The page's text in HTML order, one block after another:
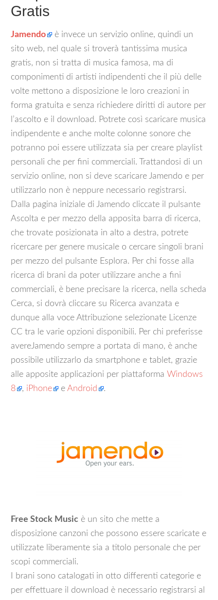
Gratis
Jamendo
è invece un servizio online, quindi un
sito web, nel quale si troverà tantissima musica
gratis, non si tratta di musica famosa, ma di
componimenti di artisti indipendenti che il più delle
volte mettono a disposizione le loro creazioni in
forma gratuita e senza richiedere diritti di autore per
l’ascolto e il download. Potrete così scaricare musica
indipendente e anche molte colonne sonore che
potranno poi essere utilizzata sia per creare playlist
personali che per fini commerciali. Trattandosi di un
servizio online, non si deve scaricare Jamendo e per
utilizzarlo non è neppure necessario registrarsi.
Dalla pagina iniziale di Jamendo cliccate il pulsante
Ascolta e per mezzo della apposita barra di ricerca,
che trovate posizionata in alto a destra, potrete
ricercare per genere musicale o cercare singoli brani
per mezzo del pulsante Esplora. Per chi fosse alla
ricerca di brani da poter utilizzare anche a fini
commerciali, è bene precisare la ricerca, nella scheda
Cerca, si dovrà cliccare su Ricerca avanzata e
dunque alla voce Attribuzione selezionate Licenze
CC tra le varie opzioni disponibili. Per chi preferisse
avereJamendo sempre a portata di mano, è anche
possibile utilizzarlo da smartphone e tablet, grazie
alle apposite applicazioni per piattaforma Windows
8
, iPhone eAndroid .
Free Stock Music è un sito che mette a
disposizione canzoni che possono essere scaricate e
utilizzate liberamente sia a titolo personale che per
scopi commerciali.
I brani sono catalogati in otto differenti categorie e
per effettuare il download è necessario registrarsi al